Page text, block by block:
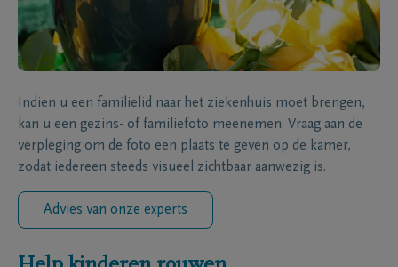
Indien u een familielid naar het ziekenhuis moet brengen,
kan u een gezins- of familiefoto meenemen. Vraag aan de
verpleging om de foto een plaats te geven op de kamer,
zodat iedereen steeds visueel zichtbaar aanwezig is.
Advies van onze experts